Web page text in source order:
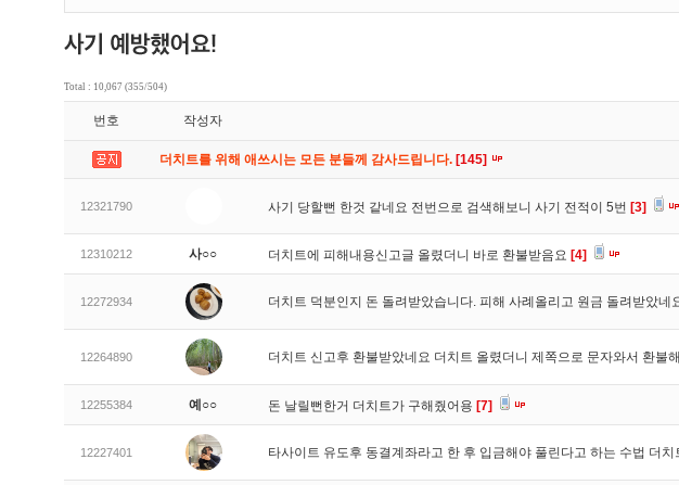
Total : 10,067 (355/504)
번호 작성자
더치트를 위해 애쓰시는 모든 분들께 감사드립니다. [145]
12321790 사기 당할뻔 한것 같네요 전번으로 검색해보니 사기 전적이 5번 [3]
12310212 사○○ 더치트에 피해내용신고글 올렸더니 바로 환불받음요 [4]
12272934 더치트 덕분인지 돈 돌려받았습니다. 피해 사례올리고 원금 돌려받았네
12264890 더치트 신고후 환불받았네요 더치트 올렸더니 제쪽으로 문자와서 환불
12255384 예○○ 돈 날릴뻔한거 더치트가 구해줬어용 [7]
12227401 타사이트 유도후 동결계좌라고 한 후 입금해야 풀린다고 하는 수법 더